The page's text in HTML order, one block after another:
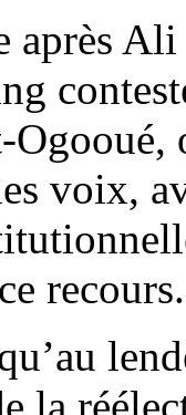
après
voix,
recours.
la